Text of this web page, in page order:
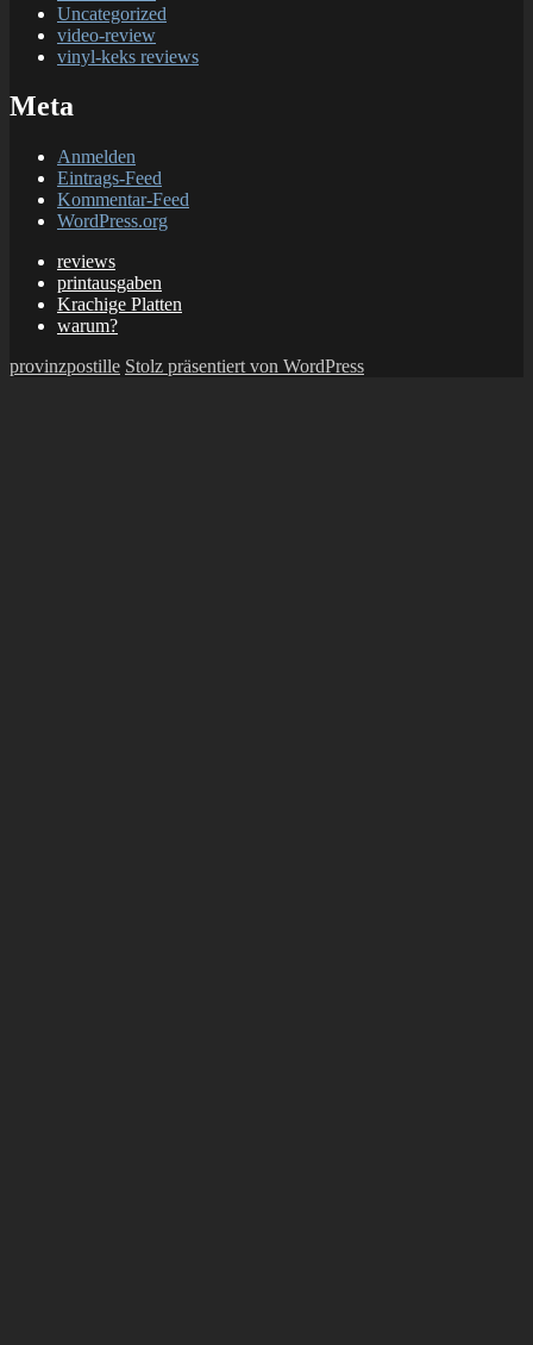
Uncategorized
video-review
vinyl-keks reviews
Meta
Anmelden
Eintrags-Feed
Kommentar-Feed
WordPress.org
reviews
printausgaben
Krachige Platten
warum?
provinzpostille Stolz präsentiert von WordPress